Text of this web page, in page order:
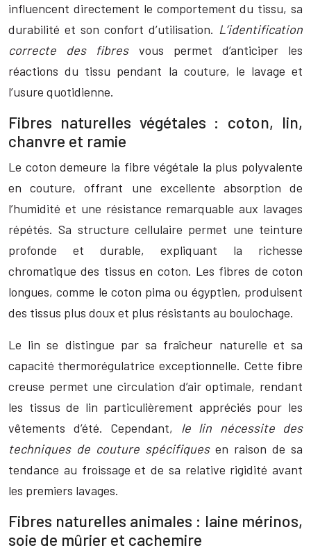
influencent directement le comportement du tissu, sa
durabilité et son confort d’utilisation. L’identification
correcte des fibres vous permet d’anticiper les
réactions du tissu pendant la couture, le lavage et
l’usure quotidienne.
Fibres naturelles végétales : coton, lin,
chanvre et ramie
Le coton demeure la fibre végétale la plus polyvalente
en couture, offrant une excellente absorption de
l’humidité et une résistance remarquable aux lavages
répétés. Sa structure cellulaire permet une teinture
profonde et durable, expliquant la richesse
chromatique des tissus en coton. Les fibres de coton
longues, comme le coton pima ou égyptien, produisent
des tissus plus doux et plus résistants au boulochage.
Le lin se distingue par sa fraîcheur naturelle et sa
capacité thermorégulatrice exceptionnelle. Cette fibre
creuse permet une circulation d’air optimale, rendant
les tissus de lin particulièrement appréciés pour les
vêtements d’été. Cependant, le lin nécessite des
techniques de couture spécifiques en raison de sa
tendance au froissage et de sa relative rigidité avant
les premiers lavages.
Fibres naturelles animales : laine mérinos,
soie de mûrier et cachemire